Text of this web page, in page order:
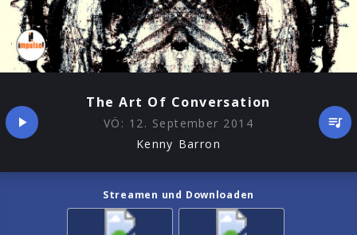
The Art Of Conversation
VÖ: 12. September 2014
Kenny Barron
Streamen und Downloaden